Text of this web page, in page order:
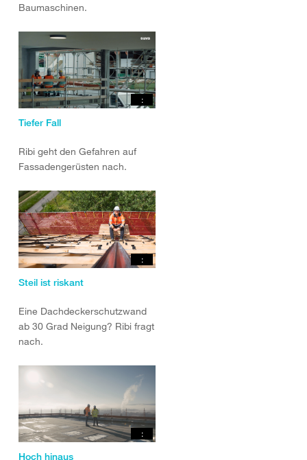
Baumaschinen.
:
Tiefer Fall
Ribi geht den Gefahren auf
Fassadengerüsten nach.
:
Steil ist riskant
Eine Dachdeckerschutzwand
ab 30 Grad Neigung? Ribi fragt
nach.
:
Hoch hinaus